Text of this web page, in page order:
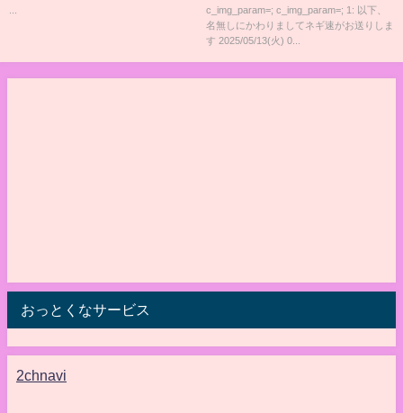
ないように」
c_img_param=; c_img_param=; 1: 以下、
名無しにかわりましてネギ速がお送りしま
す 2025/05/13(火) 0...
おっとくなサービス
2chnavi